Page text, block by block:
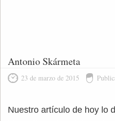
Antonio Skármeta
23 de marzo de 2015
Nuestro artículo de hoy lo